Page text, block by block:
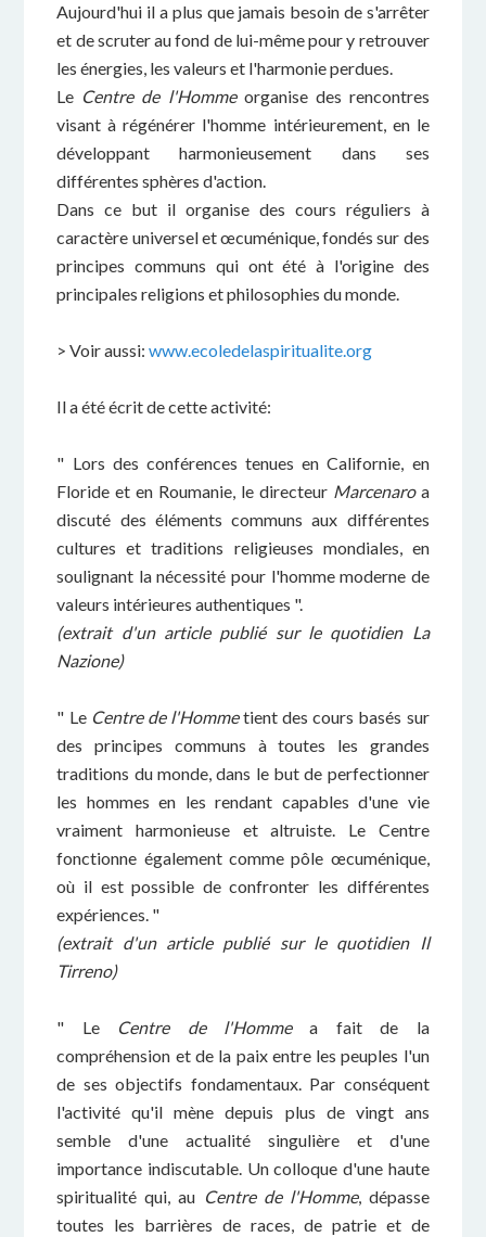
Aujourd'hui il a plus que jamais besoin de s'arrêter
et de scruter au fond de lui-même pour y retrouver
les énergies, les valeurs et l'harmonie perdues.
Le Centre de l'Hommeorganise des rencontres
visant à régénérer l'homme intérieurement, en le
développant harmonieusement dans ses
différentes sphères d'action.
Dans ce but il organise des cours réguliers à
caractère universel et œcuménique, fondés sur des
principes communs qui ont été à l'origine des
principales religions et philosophies du monde.
> Voir aussi:www.ecoledelaspiritualite.org
Il a été écrit de cette activité:
" Lors des conférences tenues en Californie, en
Floride et en Roumanie, le directeur Marcenaroa
discuté des éléments communs aux différentes
cultures et traditions religieuses mondiales, en
soulignant la nécessité pour l'homme moderne de
valeurs intérieures authentiques ".
(extrait d'un article publié sur le quotidien La
Nazione)
" Le Centre de l'Hommetient des cours basés sur
des principes communs à toutes les grandes
traditions du monde, dans le but de perfectionner
les hommes en les rendant capables d'une vie
vraiment harmonieuse et altruiste. Le Centre
fonctionne également comme pôle œcuménique,
où il est possible de confronter les différentes
expériences. "
(extrait d'un article publié sur le quotidien Il
Tirreno)
" Le Centre de l'Hommea fait de la
compréhension et de la paix entre les peuples l'un
de ses objectifs fondamentaux. Par conséquent
l'activité qu'il mène depuis plus de vingt ans
semble d'une actualité singulière et d'une
importance indiscutable. Un colloque d'une haute
spiritualité qui, au Centre de l'Homme, dépasse
toutes les barrières de races, de patrie et de